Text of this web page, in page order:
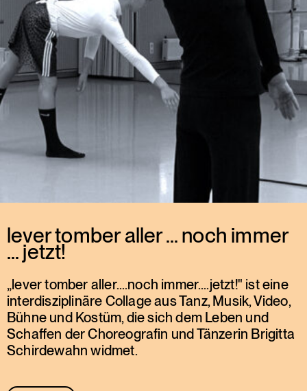
lever tomber aller … noch immer
… jetzt!
„lever tomber aller….noch immer….jetzt!" ist eine
interdisziplinäre Collage aus Tanz, Musik, Video,
Bühne und Kostüm, die sich dem Leben und
Schaffen der Choreografin und Tänzerin Brigitta
Schirdewahn widmet.